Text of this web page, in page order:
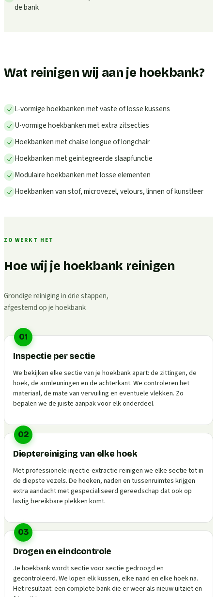
de bank
Wat reinigen wij aan je hoekbank?
L-vormige hoekbanken met vaste of losse kussens
U-vormige hoekbanken met extra zitsecties
Hoekbanken met chaise longue of longchair
Hoekbanken met geintegreerde slaapfunctie
Modulaire hoekbanken met losse elementen
Hoekbanken van stof, microvezel, velours, linnen of kunstleer
ZO WERKT HET
Hoe wij je hoekbank reinigen
Grondige reiniging in drie stappen,
afgestemd op je hoekbank
01
Inspectie per sectie
We bekijken elke sectie van je hoekbank apart: de zittingen, de
hoek, de armleuningen en de achterkant. We controleren het
materiaal, de mate van vervuiling en eventuele vlekken. Zo
bepalen we de juiste aanpak voor elk onderdeel.
02
Dieptereiniging van elke hoek
Met professionele injectie-extractie reinigen we elke sectie tot in
de diepste vezels. De hoeken, naden en tussenruimtes krijgen
extra aandacht met gespecialiseerd gereedschap dat ook op
lastig bereikbare plekken komt.
03
Drogen en eindcontrole
Je hoekbank wordt sectie voor sectie gedroogd en
gecontroleerd. We lopen elk kussen, elke naad en elke hoek na.
Het resultaat: een complete bank die er weer als nieuw uitziet en